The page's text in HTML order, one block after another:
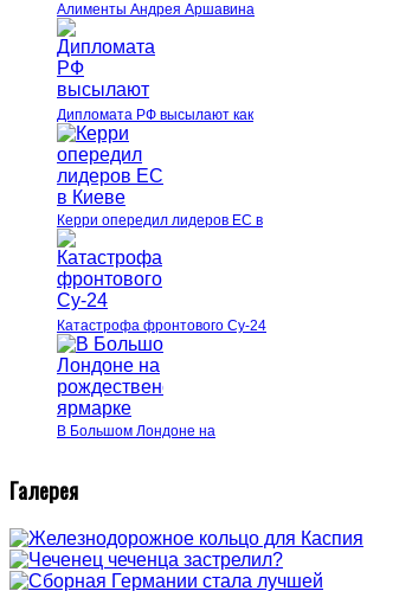
Алименты Андрея Аршавина
Дипломата РФ высылают как
Керри опередил лидеров ЕС в
Катастрофа фронтового Су-24
В Большом Лондоне на
Галерея